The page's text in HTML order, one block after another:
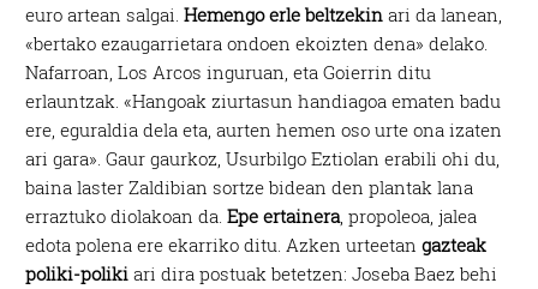
euro artean salgai.Hemengo erle beltzekin ari da lanean,
«bertako ezaugarrietara ondoen ekoizten dena» delako.
Nafarroan, Los Arcos inguruan, eta Goierrin ditu
erlauntzak. «Hangoak ziurtasun handiagoa ematen badu
ere, eguraldia dela eta, aurten hemen oso urte ona izaten
ari gara». Gaur gaurkoz, Usurbilgo Eztiolan erabili ohi du,
baina laster Zaldibian sortze bidean den plantak lana
erraztuko diolakoan da.Epe ertainera, propoleoa, jalea
edota polena ere ekarriko ditu. Azken urteetangazteak
poliki-poliki ari dira postuak betetzen: Joseba Baez behi